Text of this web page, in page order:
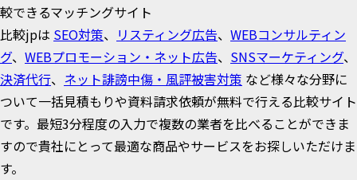
較できるマッチングサイト
比較jpは SEO対策、 リスティング広告、 WEBコンサルティン
グ、 WEBプロモーション・ネット広告、 SNSマーケティング、
決済代行、 ネット誹謗中傷・風評被害対策 など様々な分野に
ついて一括見積もりや資料請求依頼が無料で行える比較サイト
です。最短3分程度の入力で複数の業者を比べることができま
すので貴社にとって最適な商品やサービスをお探しいただけま
す。